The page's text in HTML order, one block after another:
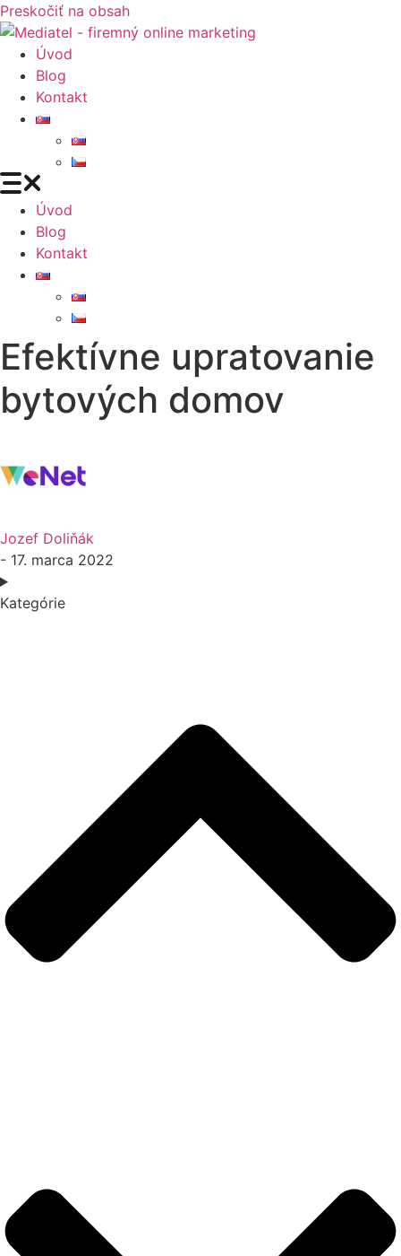
Preskočiť na obsah
Úvod
Blog
Kontakt
Úvod
Blog
Kontakt
Efektívne upratovanie
bytových domov
Jozef Doliňák
- 17. marca 2022
Kategórie